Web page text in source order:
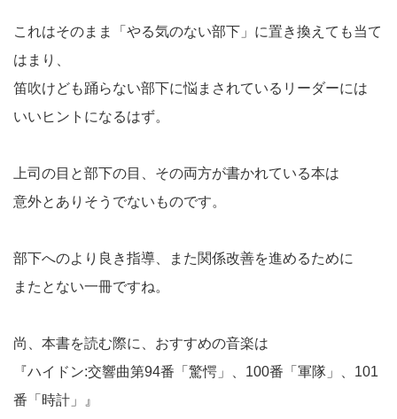
これはそのまま「やる気のない部下」に置き換えても当て
はまり、
笛吹けども踊らない部下に悩まされているリーダーには
いいヒントになるはず。
上司の目と部下の目、その両方が書かれている本は
意外とありそうでないものです。
部下へのより良き指導、また関係改善を進めるために
またとない一冊ですね。
尚、本書を読む際に、おすすめの音楽は
『ハイドン:交響曲第94番「驚愕」、100番「軍隊」、101
番「時計」』